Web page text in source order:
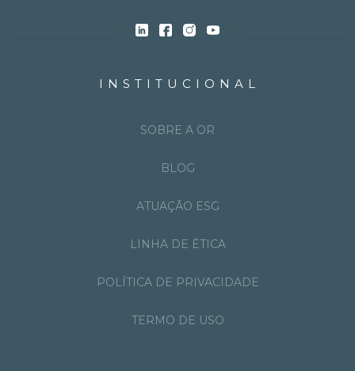
INSTITUCIONAL
SOBRE A OR
BLOG
ATUAÇÃO ESG
LINHA DE ÉTICA
POLÍTICA DE PRIVACIDADE
TERMO DE USO